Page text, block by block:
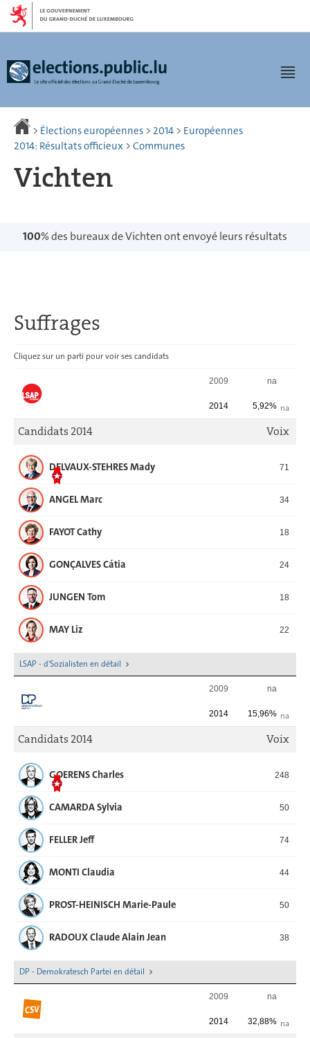
Aller
navigation
Aller
> Élections européennes > 2014 > Européennes
2014: Résultats officieux > Communes
Vichten
100% des bureaux de Vichten ont envoyé leurs résultats
Suffrages
Cliquez sur un parti pour voir ses candidats
2009 na
na
2014 5,92%
Candidats 2014 Voix
DELVAUX-STEHRES Mady 71
ANGEL Marc 34
FAYOT Cathy 18
GONÇALVES Cátia 24
JUNGEN Tom 18
MAY Liz 22
LSAP - d'Sozialisten en détail
2009 na
na
2014 15,96%
Candidats 2014 Voix
GOERENS Charles 248
CAMARDA Sylvia 50
FELLER Jeff 74
MONTI Claudia 44
PROST-HEINISCH Marie-Paule 50
RADOUX Claude Alain Jean 38
DP - Demokratesch Partei en détail
2009 na
na
2014 32,88%